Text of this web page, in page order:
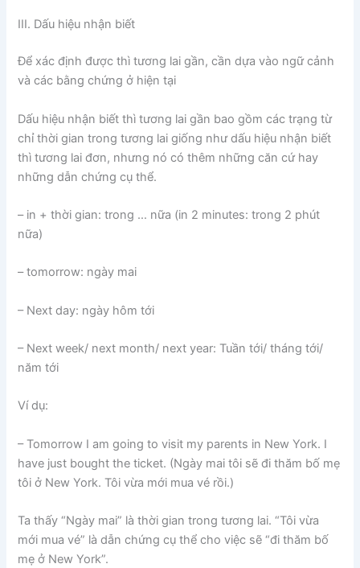
III. Dấu hiệu nhận biết
Để xác định được thì tương lai gần, cần dựa vào ngữ cảnh
và các bằng chứng ở hiện tại
Dấu hiệu nhận biết thì tương lai gần bao gồm các trạng từ
chỉ thời gian trong tương lai giống như dấu hiệu nhận biết
thì tương lai đơn, nhưng nó có thêm những căn cứ hay
những dẫn chứng cụ thể.
– in + thời gian: trong … nữa (in 2 minutes: trong 2 phút
nữa)
– tomorrow: ngày mai
– Next day: ngày hôm tới
– Next week/ next month/ next year: Tuần tới/ tháng tới/
năm tới
Ví dụ:
– Tomorrow I am going to visit my parents in New York. I
have just bought the ticket. (Ngày mai tôi sẽ đi thăm bố mẹ
tôi ở New York. Tôi vừa mới mua vé rồi.)
Ta thấy “Ngày mai” là thời gian trong tương lai. “Tôi vừa
mới mua vé” là dẫn chứng cụ thể cho việc sẽ “đi thăm bố
mẹ ở New York”.